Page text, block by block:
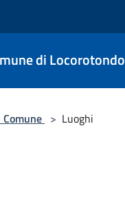
di Locorotondo
> Luoghi